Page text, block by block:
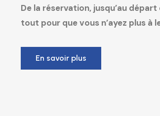
De la réservation, jusqu’au
tout pour que vous n’ayez plus à
En savoir plus